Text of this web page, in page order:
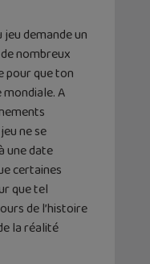
demande un
nombreux
pour que ton
mondiale. A
ne se
une date
certaines
que tel
de l’histoire
la réalité